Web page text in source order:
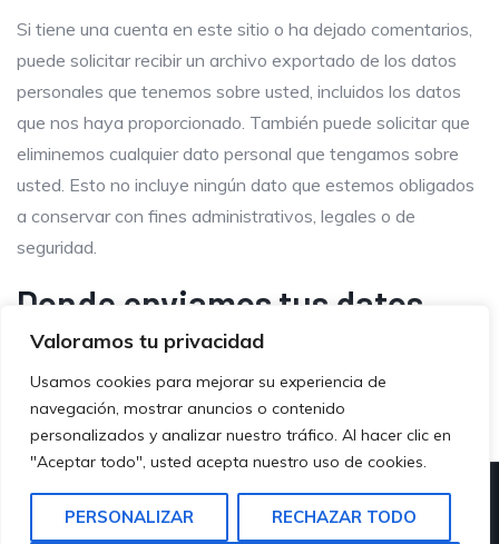
Valoramos tu privacidad
Usamos cookies para mejorar su experiencia de
navegación, mostrar anuncios o contenido
personalizados y analizar nuestro tráfico. Al hacer clic en
"Aceptar todo", usted acepta nuestro uso de cookies.
PERSONALIZAR RECHAZAR TODO
Si tiene una cuenta en este sitio o ha dejado comentarios,
puede solicitar recibir un archivo exportado de los datos
personales que tenemos sobre usted, incluidos los datos
que nos haya proporcionado. También puede solicitar que
eliminemos cualquier dato personal que tengamos sobre
usted. Esto no incluye ningún dato que estemos obligados
a conservar con fines administrativos, legales o de
seguridad.
Donde enviamos tus datos
un servicio de detección automática de spam.
© Copyright – 2023 – Directorio Profesional Venezuela-
Todos los Derechos Reservados |Aviso Legal|Política de